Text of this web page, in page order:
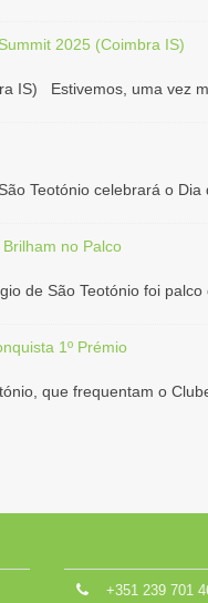
2025 (Coimbra IS)
IS) Estivemos, uma vez
Teotónio celebrará o Dia
no Palco
de São Teotónio foi palco
1º Prémio
que frequentam o
+351 239 701